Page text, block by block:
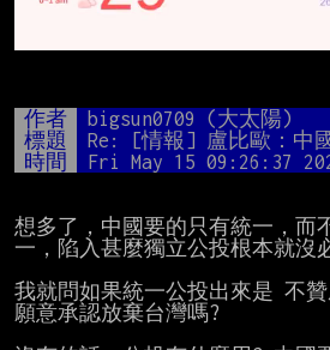
作者 bigsun0709 (大太陽)
標題
Re: [情報] 盧比歐：中
時間
Fri May 15 09:26:37
想多了，中國要的只有統一，而
一，陷入甚麼獨立公投根本就沒
我就問如果統一公投出來是 不
願意承認放棄台灣嗎?